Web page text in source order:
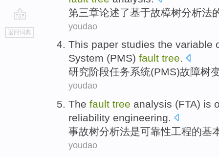
go
top
返回词典
第三章论述了基于故樟树分析法
youdao
This paper studies the variable
System (PMS) fault tree.
研究阶段任务系统(PMS)故障树
youdao
The fault tree analysis (FTA) is
reliability engineering.
事故树分析法是可靠性工程的基
youdao